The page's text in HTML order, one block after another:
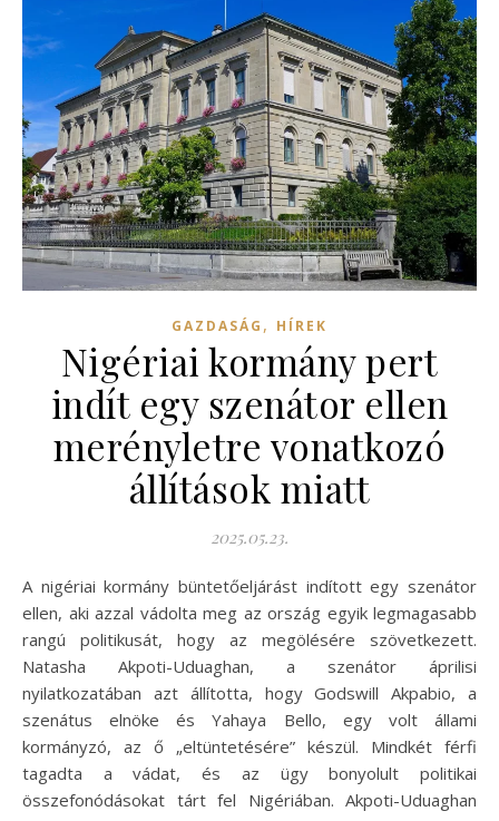
GAZDASÁG , HÍREK
Nigériai kormány pert
indít egy szenátor ellen
merényletre vonatkozó
állítások miatt
2025.05.23.
A nigériai kormány büntetőeljárást indított egy szenátor
ellen, aki azzal vádolta meg az ország egyik legmagasabb
rangú politikusát, hogy az megölésére szövetkezett.
Natasha Akpoti-Uduaghan, a szenátor áprilisi
nyilatkozatában azt állította, hogy Godswill Akpabio, a
szenátus elnöke és Yahaya Bello, egy volt állami
kormányzó, az ő „eltüntetésére” készül. Mindkét férfi
tagadta a vádat, és az ügy bonyolult politikai
összefonódásokat tárt fel Nigériában. Akpoti-Uduaghan